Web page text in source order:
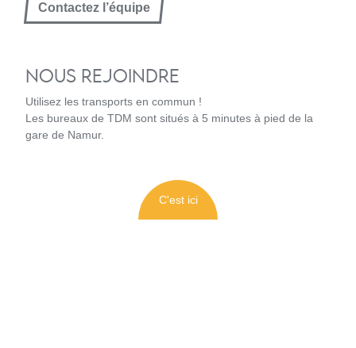
Contactez l’équipe
NOUS REJOINDRE
Utilisez les transports en commun !
Les bureaux de TDM sont situés à 5 minutes à pied de la
gare de Namur.
C'est ici